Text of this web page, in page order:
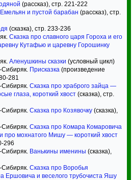
(рассказ), стр. 221-222
и пустой барабан (рассказ), стр.
(сказка), стр. 233-236
Сказка про славного царя Гороха и его
Кутафью и царевну Горошинку
Аленушкины сказки (условный цикл)
Присказка (произведение
281
Сказка про храброго зайца —
глаза, короткий хвост (сказка), стр.
Сказка про Козявочку (сказка),
Сказка про Комара Комаровича
про мохнатого Мишу — короткий хвост
296
Ванькины именины (сказка),
Сказка про Воробья
Ершовича и веселого трубочиста Яшу